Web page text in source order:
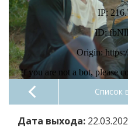
Список
Дата выхода: